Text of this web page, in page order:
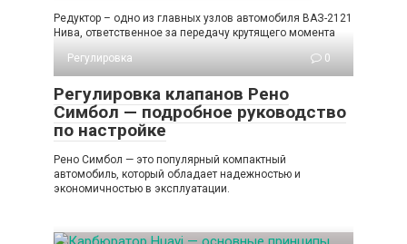
Редуктор – одно из главных узлов автомобиля ВАЗ-2121
Нива, ответственное за передачу крутящего момента
Регулировка
0
Регулировка клапанов Рено
Симбол — подробное руководство
по настройке
Рено Симбол — это популярный компактный
автомобиль, который обладает надежностью и
экономичностью в эксплуатации.